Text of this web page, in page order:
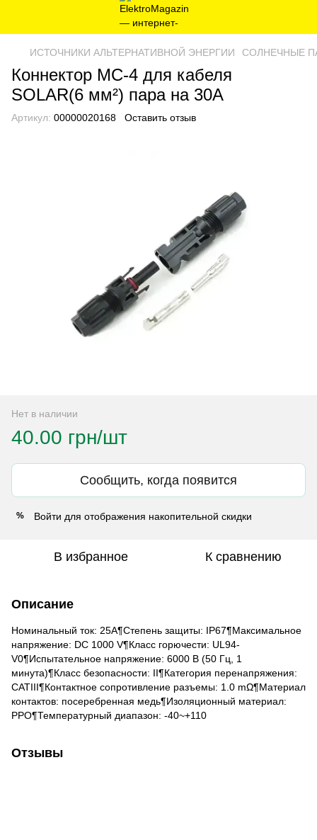
ИСТОЧНИКИ АЛЬТЕРНАТИВНОЙ ЭНЕРГИИ СОЛНЕЧНЫЕ
Коннектор МС-4 для кабеля
SOLAR(6 мм²) пара на 30А
Артикул: 00000020168 Оставить отзыв
Нет в наличии
40.00 грн/шт
Сообщить, когда появится
% Войти для отображения накопительной скидки
В избранное К сравнению
Описание
Номинальный ток: 25А¶Степень защиты: IP67¶Максимальное
напряжение: DC 1000 V¶Класс горючести: UL94-
V0¶Испытательное напряжение: 6000 В (50 Гц, 1
минута)¶Класс безопасности: II¶Категория перенапряжения:
CATIII¶Контактное сопротивление разъемы: 1.0 mΩ¶Материал
контактов: посеребренная медь¶Изоляционный материал:
РРО¶Температурный диапазон: -40~+110
Отзывы